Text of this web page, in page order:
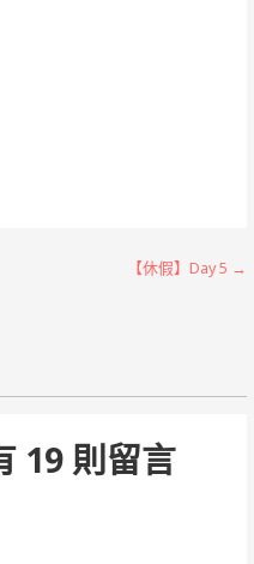
【休假】Day 5 →
19 則留言